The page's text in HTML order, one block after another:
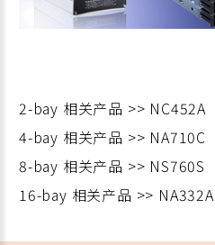
2-bay 相关产品 >> NC452A
4-bay 相关产品 >> NA710C
8-bay 相关产品 >> NS760S
16-bay 相关产品 >> NA332A